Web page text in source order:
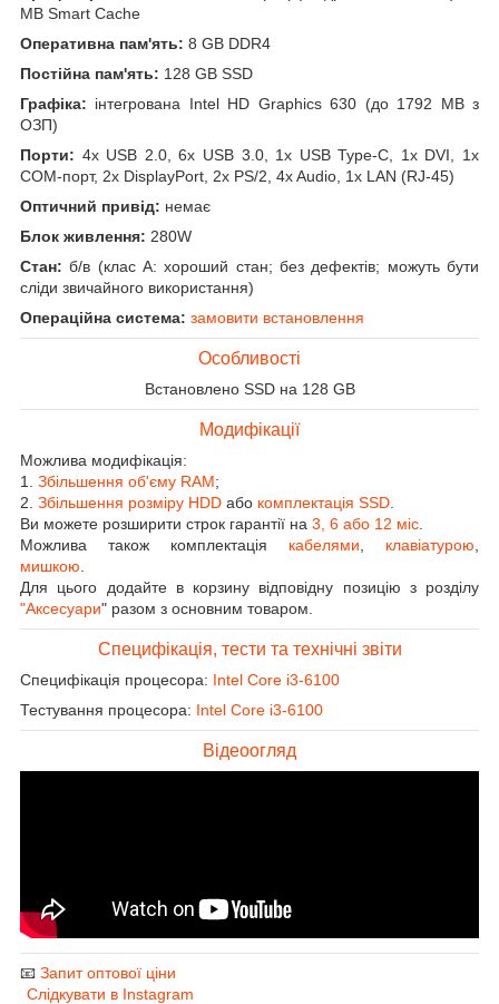
MB Smart Cache
Оперативна пам'ять: 8 GB DDR4
Постійна пам'ять: 128 GB SSD
Графіка: інтегрована Intel HD Graphics 630 (до 1792 MB з
ОЗП)
Порти: 4x USB 2.0, 6x USB 3.0, 1x USB Type-C, 1x DVI, 1x
COM-порт, 2x DisplayPort, 2x PS/2, 4x Audio, 1x LAN (RJ-45)
Оптичний привід: немає
Блок живлення: 280W
Стан: б/в (клас А: хороший стан; без дефектів; можуть бути
сліди звичайного використання)
Операційна система: замовити встановлення
Особливості
Встановлено SSD на 128 GB
Модифікації
Можлива модифікація:
1. Збільшення об'єму RAM;
2. Збільшення розміру HDD або комплектація SSD
Ви можете розширити строк гарантії на 3, 6 або 12 міс
Можлива також комплектація кабелями клавіатурою
мишкою
Для цього додайте в корзину відповідну позицію з розділу
"Аксесуари" разом з основним товаром.
Специфікація, тести та технічні звіти
Специфікація процесора: Intel Core i3-6100
Тестування процесора: Intel Core i3-6100
Відеоогляд
📧 Запит оптової ціни
Слідкувати в Instagram